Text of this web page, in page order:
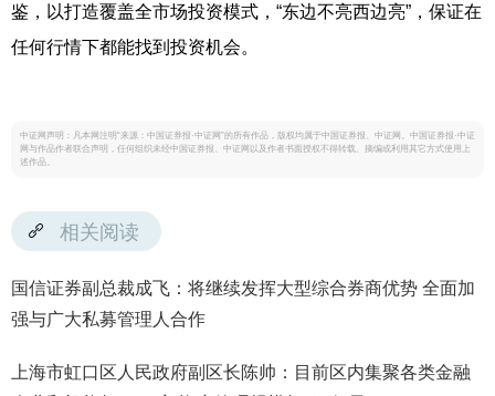
鉴，以打造覆盖全市场投资模式，“东边不亮西边亮”，保证在
任何行情下都能找到投资机会。
中证网声明：凡本网注明“来源：中国证券报·中证网”的所有作品，版权均属于中国证券报、中证网。中国证券报·中证
网与作品作者联合声明，任何组织未经中国证券报、中证网以及作者书面授权不得转载、摘编或利用其它方式使用上
述作品。
相关阅读
国信证券副总裁成飞：将继续发挥大型综合券商优势 全面加
强与广大私募管理人合作
上海市虹口区人民政府副区长陈帅：目前区内集聚各类金融